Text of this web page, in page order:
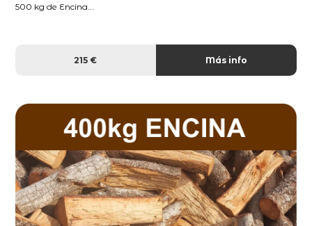
500 kg de Encina...
215 € Más info